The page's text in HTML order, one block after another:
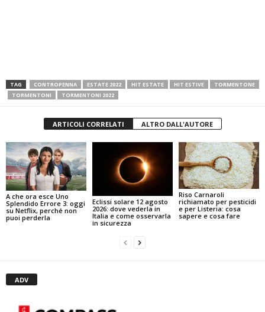
TAG CONTROPENNA ESTATE 2022 HIT ESTATE HIT ESTIVE
TORMENTONE
TORMENTONI
TORMENTONI 2022
ARTICOLI CORRELATI ALTRO DALL'AUTORE
A che ora esce Uno
Splendido Errore 3: oggi
su Netflix, perché non
puoi perderla
Eclissi solare 12 agosto
2026: dove vederla in
Italia e come osservarla
in sicurezza
Riso Carnaroli
richiamato per pesticidi
e per Listeria: cosa
sapere e cosa fare
ADV